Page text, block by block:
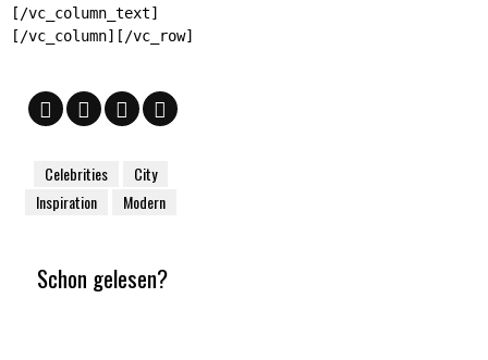
[/vc_column_text]
[/vc_column][/vc_row]
Celebrities
City
Inspiration
Modern
Schon gelesen?